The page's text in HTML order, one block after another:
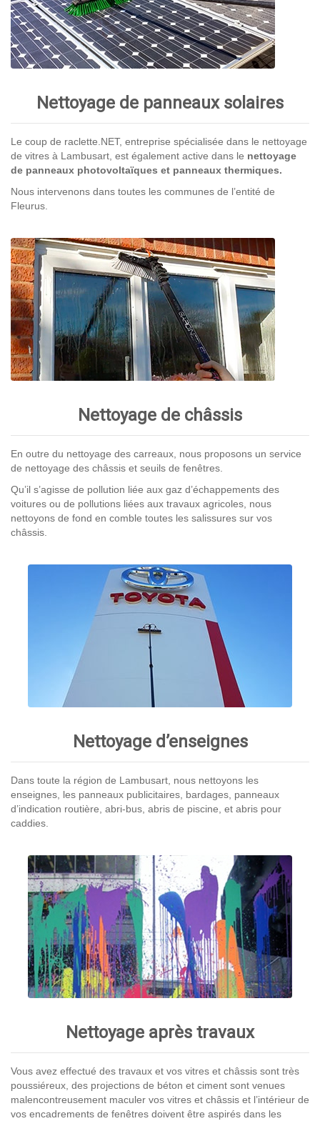
Nettoyage de panneaux solaires
Le coup de raclette.NET, entreprise spécialisée dans le nettoyage
de vitres à Lambusart, est également active dans le nettoyage
de panneaux photovoltaïques et panneaux thermiques.
Nous intervenons dans toutes les communes de l’entité de
Fleurus.
Nettoyage de châssis
En outre du nettoyage des carreaux, nous proposons un service
de nettoyage des châssis et seuils de fenêtres.
Qu’il s’agisse de pollution liée aux gaz d’échappements des
voitures ou de pollutions liées aux travaux agricoles, nous
nettoyons de fond en comble toutes les salissures sur vos
châssis.
Nettoyage d’enseignes
Dans toute la région de Lambusart, nous nettoyons les
enseignes, les panneaux publicitaires, bardages, panneaux
d’indication routière, abri-bus, abris de piscine, et abris pour
caddies.
Nettoyage après travaux
Vous avez effectué des travaux et vos vitres et châssis sont très
poussiéreux, des projections de béton et ciment sont venues
malencontreusement maculer vos vitres et châssis et l’intérieur de
vos encadrements de fenêtres doivent être aspirés dans les